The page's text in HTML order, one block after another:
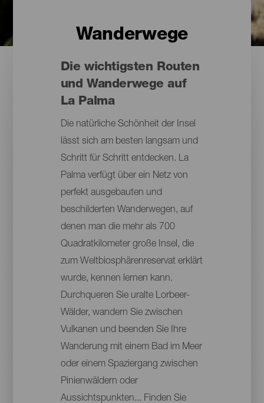
Wanderwege
Die wichtigsten Routen
und Wanderwege auf
La Palma
Die natürliche Schönheit der Insel
lässt sich am besten langsam und
Schritt für Schritt entdecken. La
Palma verfügt über ein Netz von
perfekt ausgebauten und
beschilderten Wanderwegen, auf
denen man die mehr als 700
Quadratkilometer große Insel, die
zum Weltbiosphärenreservat erklärt
wurde, kennen lernen kann.
Durchqueren Sie uralte Lorbeer-
Wälder, wandern Sie zwischen
Vulkanen und beenden Sie Ihre
Wanderung mit einem Bad im Meer
oder einem Spaziergang zwischen
Pinienwäldern oder
Aussichtspunkten... Finden Sie